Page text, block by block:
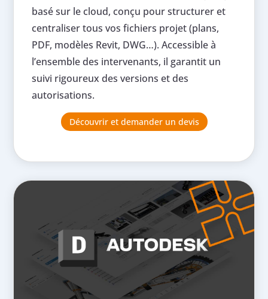
basé sur le cloud, conçu pour structurer et
centraliser tous vos fichiers projet (plans,
PDF, modèles Revit, DWG…). Accessible à
l’ensemble des intervenants, il garantit un
suivi rigoureux des versions et des
autorisations.
Découvrir et demander un devis